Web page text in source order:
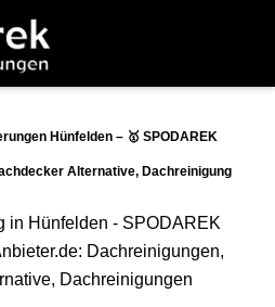
Hünfelden – 🥇 SPODAREK
Alternative, Dachreinigung